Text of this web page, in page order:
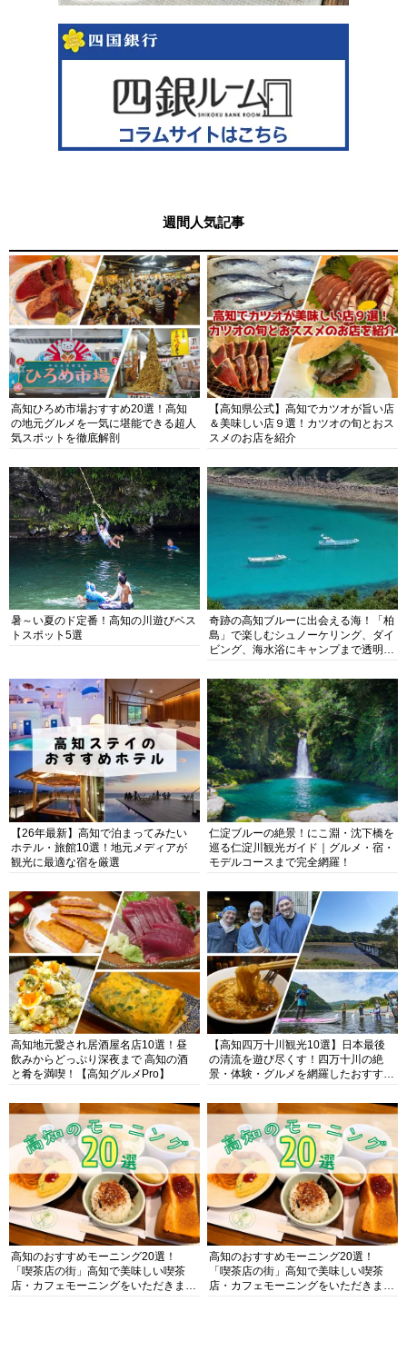
週間人気記事
高知ひろめ市場おすすめ20選！高知
の地元グルメを一気に堪能できる超人
気スポットを徹底解剖
【高知県公式】高知でカツオが旨い店
＆美味しい店９選！カツオの旬とおス
スメのお店を紹介
暑～い夏のド定番！高知の川遊びベス
トスポット5選
奇跡の高知ブルーに出会える海！「柏
島」で楽しむシュノーケリング、ダイ
ビング、海水浴にキャンプまで透明度
【26年最新】高知で泊まってみたい
ホテル・旅館10選！地元メディアが
観光に最適な宿を厳選
仁淀ブルーの絶景！にこ淵・沈下橋を
巡る仁淀川観光ガイド｜グルメ・宿・
モデルコースまで完全網羅！
高知地元愛され居酒屋名店10選！昼
飲みからどっぷり深夜まで 高知の酒
と肴を満喫！【高知グルメPro】
【高知四万十川観光10選】日本最後
の清流を遊び尽くす！四万十川の絶
景・体験・グルメを網羅したおすすめ
高知のおすすめモーニング20選！
「喫茶店の街」高知で美味しい喫茶
店・カフェモーニングをいただきま
高知のおすすめモーニング20選！
「喫茶店の街」高知で美味しい喫茶
店・カフェモーニングをいただきま